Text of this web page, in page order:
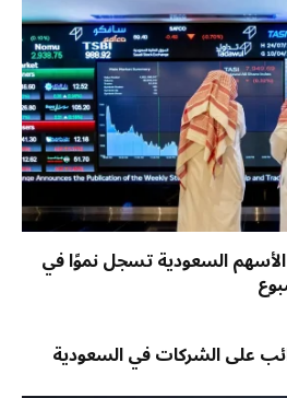
السعودية تسجل نموًا في
على الشركات في السعودية